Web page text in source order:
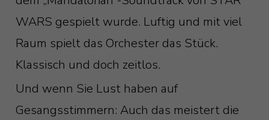
WARS gespielt wurde. Luftig und mit viel
Raum spielt das Orchester das Stück.
Klassisch und doch zeitlos.
Und wenn Sie Lust haben auf
Gesangsstimmern: Auch das meistert die